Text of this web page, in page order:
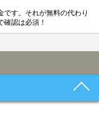
です。それが無料の代わり
確認は必須！